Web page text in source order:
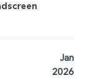
Jan
2026